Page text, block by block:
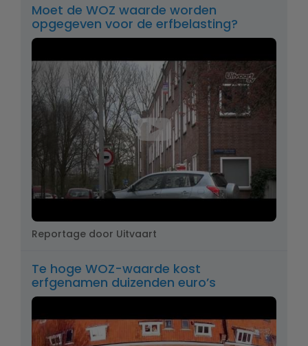
Moet de WOZ waarde worden
opgegeven voor de erfbelasting?
Reportage door Uitvaart
Te hoge WOZ-waarde kost
erfgenamen duizenden euro’s